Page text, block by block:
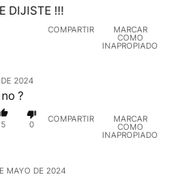
DIJISTE !!!
COMPARTIR
MARCAR
COMO
INAPROPIADO
2024
?
5 0
COMPARTIR
MARCAR
COMO
INAPROPIADO
MAYO DE 2024